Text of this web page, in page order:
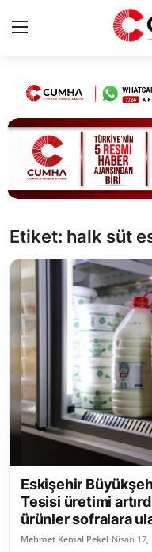
Kurumsal
Cumhurbaşkanlığı
Bakanlıklar
Siyasi Partiler
Yerel Yönetimler
Mülki İdare
Toplum ve Yaşam
Sivil Toplum Kuruluşları
Kamu Kurumları ve
Resmi Reklamlar
Etiket: halk süt
Eskişehir
Tesisi üretimi
ürünler sofralara
Mehmet Kemal Pekel Nisan 17,